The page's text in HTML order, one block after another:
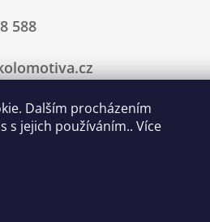
Dalším procházením
s jejich používáním.. Více
588